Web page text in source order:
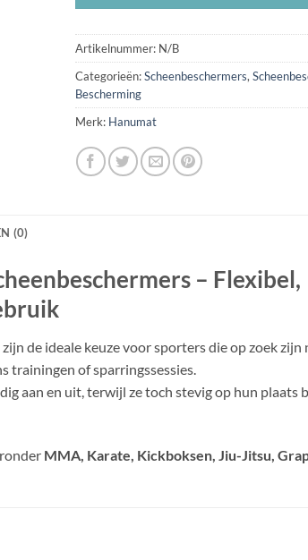
Artikelnummer: N/B
Categorieën:Scheenbeschermers,
Bescherming
Merk: Hanumat
(0)
– Flexibel,
zijn de ideale keuze voor sporters die op zoek zijn
trainingen of sparringssessies.
aan en uit, terwijl ze toch stevig op hun plaats
MMA, Karate, Kickboksen, Jiu-Jitsu,